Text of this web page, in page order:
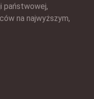
państwowej,
na najwyższym,